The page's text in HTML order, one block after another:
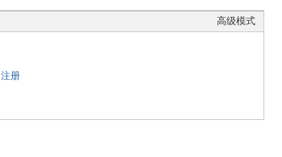
高级模式
注册